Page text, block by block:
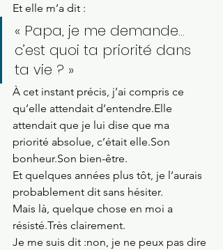
Et elle m’a dit :
« Papa, je me demande…
c’est quoi ta priorité dans
ta vie ? »
À cet instant précis, j’ai compris ce
qu’elle attendait d’entendre.Elle
attendait que je lui dise que ma
priorité absolue, c’était elle.Son
bonheur.Son bien-être.
Et quelques années plus tôt, je l’aurais
probablement dit sans hésiter.
Mais là, quelque chose en moi a
résisté.Très clairement.
Je me suis dit :non, je ne peux pas dire